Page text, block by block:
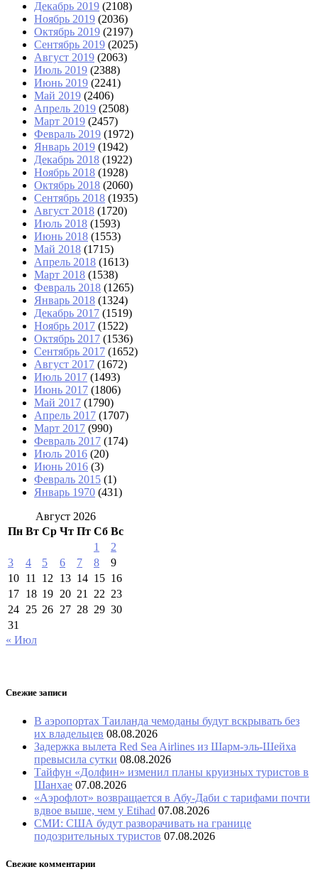
Декабрь 2019 (2108)
Ноябрь 2019 (2036)
Октябрь 2019 (2197)
Сентябрь 2019 (2025)
Август 2019 (2063)
Июль 2019 (2388)
Июнь 2019 (2241)
Май 2019 (2406)
Апрель 2019 (2508)
Март 2019 (2457)
Февраль 2019 (1972)
Январь 2019 (1942)
Декабрь 2018 (1922)
Ноябрь 2018 (1928)
Октябрь 2018 (2060)
Сентябрь 2018 (1935)
Август 2018 (1720)
Июль 2018 (1593)
Июнь 2018 (1553)
Май 2018 (1715)
Апрель 2018 (1613)
Март 2018 (1538)
Февраль 2018 (1265)
Январь 2018 (1324)
Декабрь 2017 (1519)
Ноябрь 2017 (1522)
Октябрь 2017 (1536)
Сентябрь 2017 (1652)
Август 2017 (1672)
Июль 2017 (1493)
Июнь 2017 (1806)
Май 2017 (1790)
Апрель 2017 (1707)
Март 2017 (990)
Февраль 2017 (174)
Июль 2016 (20)
Июнь 2016 (3)
Февраль 2015 (1)
Январь 1970 (431)
Август 2026
Пн Вт Ср Чт Пт Сб Вс
1
2
3
4 5 6 7 8
9
10 11 12 13 14 15 16
17 18 19 20 21 22 23
24 25 26 27 28 29 30
31
« Июл
Свежие записи
В аэропортах Таиланда чемоданы будут вскрывать без
их владельцев 08.08.2026
Задержка вылета Red Sea Airlines из Шарм-эль-Шейха
превысила сутки 08.08.2026
Тайфун «Долфин» изменил планы круизных туристов в
Шанхае 07.08.2026
«Аэрофлот» возвращается в Абу-Даби с тарифами почти
вдвое выше, чем у Etihad 07.08.2026
СМИ: США будут разворачивать на границе
подозрительных туристов 07.08.2026
Свежие комментарии